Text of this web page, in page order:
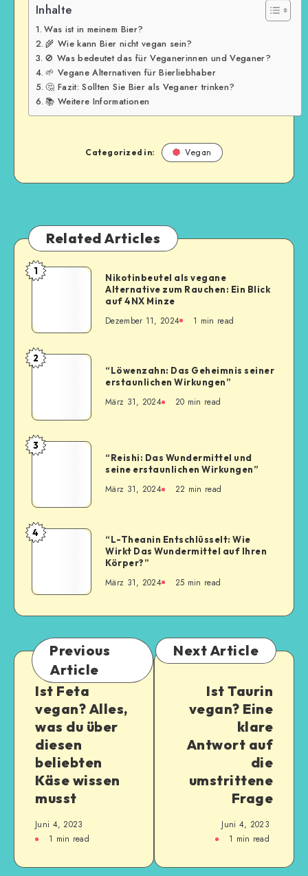
Inhalte
Was ist in meinem Bier?
🌾 Wie kann Bier nicht vegan sein?
🚫 Was bedeutet das für Veganerinnen und Veganer?
🌱 Vegane Alternativen für Bierliebhaber
🤔 Fazit: Sollten Sie Bier als Veganer trinken?
📚 Weitere Informationen
Categorized in: Vegan
Related Articles
1
Nikotinbeutel als vegane
Alternative zum Rauchen: Ein Blick
auf 4NX Minze
Dezember 11, 2024 1 min read
2
“Löwenzahn: Das Geheimnis seiner
erstaunlichen Wirkungen”
März 31, 2024 20 min read
3
“Reishi: Das Wundermittel und
seine erstaunlichen Wirkungen”
März 31, 2024 22 min read
4
“L-Theanin Entschlüsselt: Wie
Wirkt Das Wundermittel auf Ihren
Körper?”
März 31, 2024 25 min read
Previous
Article
Ist Feta
vegan? Alles,
was du über
diesen
beliebten
Käse wissen
musst
Juni 4, 2023
1 min read
Next Article
Ist Taurin
vegan? Eine
klare
Antwort auf
die
umstrittene
Frage
Juni 4, 2023
1 min read